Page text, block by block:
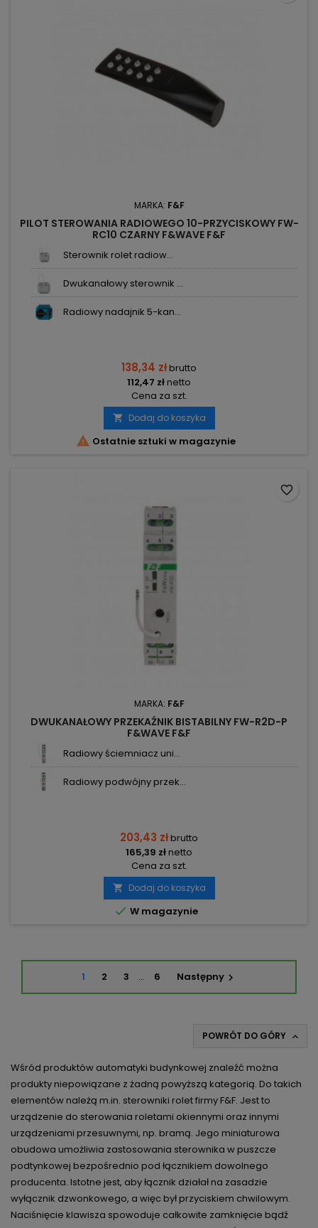
MARKA: F&F
PILOT STEROWANIA RADIOWEGO 10-PRZYCISKOWY FW-
RC10 CZARNY F&WAVE F&F
Sterownik rolet radiow...
Dwukanałowy sterownik ...
Radiowy nadajnik 5-kan...
138,34 złbrutto
112,47 złnetto
Cena za szt.
 Dodaj do koszyka
 Ostatnie sztuki w magazynie
MARKA: F&F
DWUKANAŁOWY PRZEKAŹNIK BISTABILNY FW-R2D-P
F&WAVE F&F
Radiowy ściemniacz uni...
Radiowy podwójny przek...
203,43 złbrutto
165,39 złnetto
Cena za szt.
 Dodaj do koszyka
 W magazynie
favorite_border
1 2 3 … 6 Następny
POWRÓT DO GÓRY 
Wśród produktów automatyki budynkowej znaleźć można
produkty niepowiązane z żadną powyższą kategorią. Do takich
elementów należą m.in. sterowniki rolet firmy F&F. Jest to
urządzenie do sterowania roletami okiennymi oraz innymi
urządzeniami przesuwnymi, np. bramą. Jego miniaturowa
obudowa umożliwia zastosowania sterownika w puszcze
podtynkowej bezpośrednio pod łącznikiem dowolnego
producenta. Istotne jest, aby łącznik działał na zasadzie
wyłącznik dzwonkowego, a więc był przyciskiem chwilowym.
Naciśnięcie klawisza spowoduje całkowite zamknięcie bądź